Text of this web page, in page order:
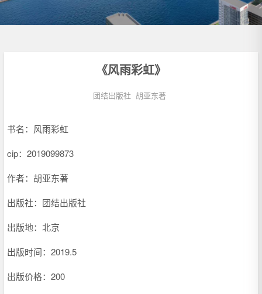
《风雨彩虹》
团结出版社 胡亚东著
书名：风雨彩虹
cip： 2019099873
作者：胡亚东著
出版社：团结出版社
出版地：北京
出版时间：2019.5
出版价格：200